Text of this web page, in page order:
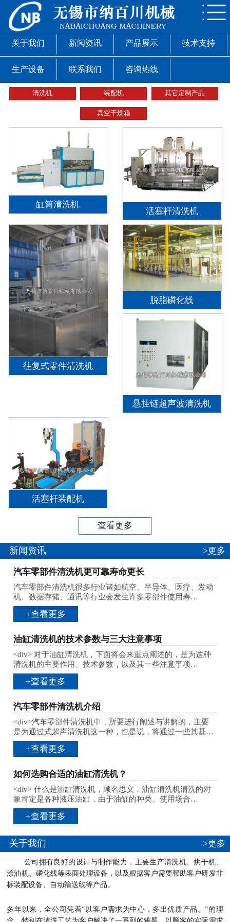
网站首页
关于我们
新闻资讯
产品展示
生产设备
联系我们
关于我们 新闻资讯 产品展示 技术支持
生产设备 联系我们 咨询热线
清洗机 装配机 其它定制产品
真空干燥箱
缸筒清洗机
活塞杆清洗机
往复式零件清洗机
脱脂磷化线
悬挂链超声波清洗机
活塞杆装配机
查看更多
新闻资讯 >更多
汽车零部件清洗机更可靠寿命更长
汽车零部件清洗机很多行业诸如航空、半导体、医疗、发动
机、数据存储、通讯等行业会发生许多零部件使用寿…
+查看更多
油缸清洗机的技术参数与三大注意事项
<div> 对于油缸清洗机，下面将会来重点阐述的，是为这种
清洗机的主要作用、技术参数，以及其一些注意事项…
+查看更多
汽车零部件清洗机介绍
<div>汽车零部件清洗机中，所要进行阐述与讲解的，主要
是为通过式超声清洗机这一种，也是说，将通过一些其基…
+查看更多
如何选购合适的油缸清洗机？
<div> 什么是油缸清洗机，顾名思义，油缸清洗机清洗的对
象肯定是各种液压油缸，由于油缸的种类、使用场合…
+查看更多
关于我们 >更多
公司拥有良好的设计与制作能力，主要生产清洗机、烘干机、
涂油机、磷化线等表面处理设备，以及根据客户需要帮助客户研发非
标装配设备、自动输送线等产品。
多年以来，全公司凭着“以客户需求为中心，多出优质产品。”的理